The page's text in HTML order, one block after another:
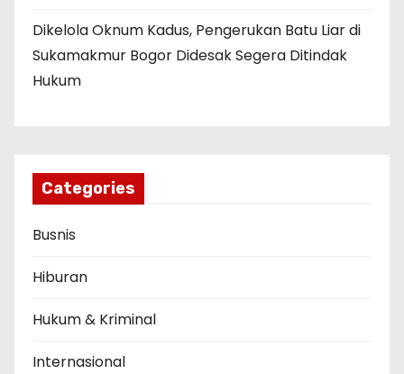
Dikelola Oknum Kadus, Pengerukan Batu Liar di
Sukamakmur Bogor Didesak Segera Ditindak
Hukum
Categories
Busnis
Hiburan
Hukum & Kriminal
Internasional